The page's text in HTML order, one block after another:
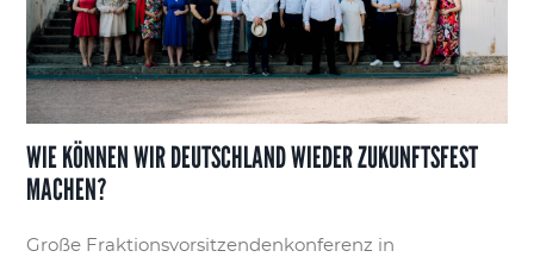
WIE KÖNNEN WIR DEUTSCHLAND WIEDER ZUKUNFTSFEST
MACHEN?
Große Fraktionsvorsitzendenkonferenz in